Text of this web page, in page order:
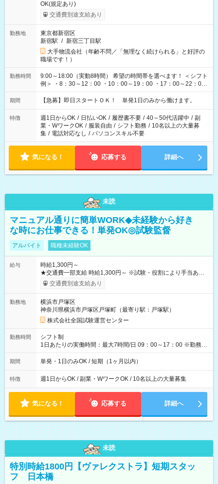
OK(規定あり)
交通費別途支給あり
勤務地
東京都新宿区
新宿駅 / 新宿三丁目駅
大手物流会社（年齢不問／「無理なく続けられる」と好評の
職場です！）
勤務時間
9:00～18:00（実動8時間） 希望の時間帯を選べます！ ＜シフト
例＞ ・8：30～12：00 ・10：00～19：00 ・17：00～22：00
・13：00～22：00 ・22：00～翌6：00 など
期間 【急募】即日スタートＯＫ！ 単発1日のみから働けます。
特徴 週1日からOK / 日払いOK / 履歴書不要 / 40～50代活躍中 / 副
業・WワークOK / 服装自由 / シフト勤務 / 10名以上の大量募
集 / 電話対応なし / パソコンスキル不要
気になる！ 応募する 詳細へ
未読
マニュアル通りに簡単WORK◆未経験から好き
な時にお仕事できる！単発OK◎試験監督
アルバイト 職種未経験OK
給与
時給1,300円～
★交通費一部支給 時給1,300円～ ※試験・役割により手当あり
※勤務回数により昇給あり 【即給（前払い）オプションあ
り！】 希望される場合、勤務から1週間ほどで給与の一部を受け
例】 ・河合塾模擬試験 8:30～17:30（休憩1時間） 時給1,300円
×8時間＝日収10,400円＋交通費 ※当日の役割により時給＋100
円の場合あり ・国家試験 7:00～13:30（休憩なし） 時給1,300
円（役割手当＋100円）×6時間＝日収8,400円＋交通費 【試用期
間】試用期間なし
交通費別途支給あり
勤務地
横浜市戸塚区
神奈川県横浜市戸塚区戸塚町（最寄り駅：戸塚駅）
株式会社全国試験運営センター
勤務時間
シフト制
1日あたりの実働時間：最大7時間/日 09：00～17：00 ※勤務時
間は 試験により異なります。
期間 単発・1日のみOK / 短期（1ヶ月以内）
特徴 週1日からOK / 副業・WワークOK / 10名以上の大量募集
気になる！ 応募する 詳細へ
未読
特別時給1800円【ヴァレクストラ】短期スタッ
フ 日本橋